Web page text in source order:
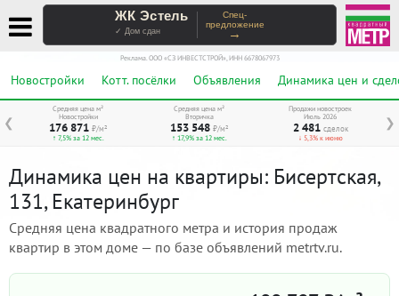
ЖК Эстель
✓ Дом сдан
Спец-
предложение
→
Реклама. ООО «СЗ ИНВЕСТСТРОЙ», ИНН 6678067973
Новостройки Котт. посёлки Объявления Динамика цен и
❮ ❯
Средняя цена м²
Новостройки
176 871 ₽/м²
↑ 7,5% за 12 мес.
Средняя цена м²
Вторичка
153 548 ₽/м²
↑ 17,9% за 12 мес.
Продажи новостроек
Июль 2026
2 481 сделок
↓ 5,3% к июню
Динамика цен на квартиры: Бисертская,
131, Екатеринбург
Средняя цена квадратного метра и история продаж
квартир в этом доме — по базе объявлений metrtv.ru.